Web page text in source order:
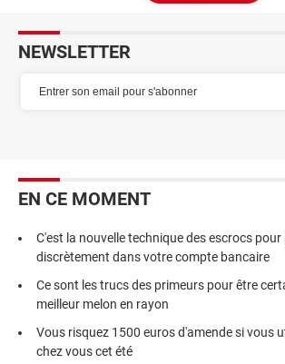
NEWSLETTER
EN CE MOMENT
C'est la nouvelle technique des escrocs pour
discrètement dans votre compte bancaire
Ce sont les trucs des primeurs pour être
meilleur melon en rayon
Vous risquez 1500 euros d'amende si vous
chez vous cet été